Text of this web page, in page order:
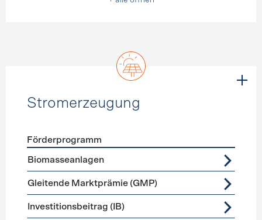
Stromerzeugung
Förderprogramme
Förderprogramm
Biomasseanlagen
Gleitende Marktprämie (GMP)
Investitionsbeitrag (IB)